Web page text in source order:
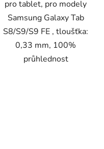
pro tablet, pro modely
Samsung Galaxy Tab
S8/S9/S9 FE , tloušťka:
0,33 mm, 100%
průhlednost